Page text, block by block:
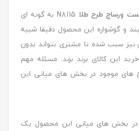
ورساچ طرح طلا
N8115 به گونه ای
و گوشواره این محصول دقیقا شبیه
نیز سبب شده تا مشتری بتواند بدون
این کالای برند بزند. مسئله مهم
موجود در بخش های میانی این
در بخش های میانی این محصول یک